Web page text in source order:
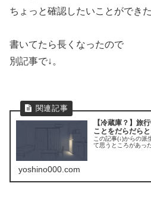
ちょっと確認したいことができた
書いてたら長くなったので
別記事で↓。
【冷蔵庫？】旅
ことをだらだらと
この記事(↓)からの派
て思うところがあっ
yoshino000.com